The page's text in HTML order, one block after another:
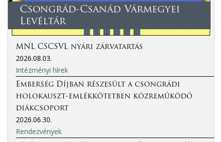
Csongrád-Csanád Vármegyei
Levéltár
MNL CSCSVL nyári zárvatartás
2026.08.03.
Intézményi hírek
Emberség Díjban részesült a csongrádi
holokauszt-emlékkötetben közreműködő
diákcsoport
2026.06.30.
Rendezvények